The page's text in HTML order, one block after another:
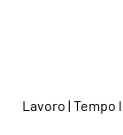
Lavoro | Tempo